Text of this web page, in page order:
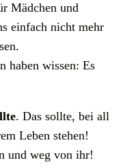
Mädchen und
einfach nicht mehr
haben wissen: Es
. Das sollte, bei all
Leben stehen!
und weg von ihr!